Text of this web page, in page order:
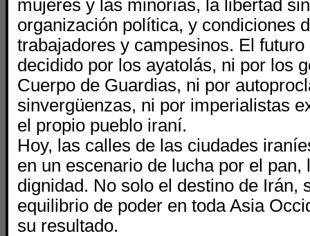
mujeres y las minorías, la libertad
organización política, y condiciones
trabajadores y campesinos. El
decidido por los ayatolás, ni por los
Cuerpo de Guardias, ni por
sinvergüenzas, ni por imperialistas
el propio pueblo iraní.
Hoy, las calles de las ciudades
en un escenario de lucha por el pan,
dignidad. No solo el destino de Irán,
equilibrio de poder en toda Asia
su resultado.